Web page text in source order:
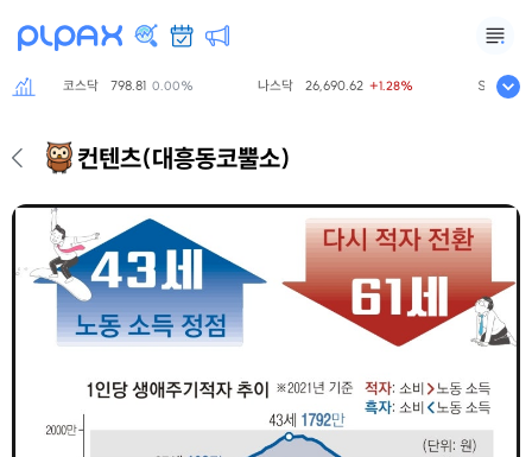
코스닥 798.81 0.00% 나스닥 26,690.62 +1.28% S&P500
컨텐츠(대흥동코뿔소)